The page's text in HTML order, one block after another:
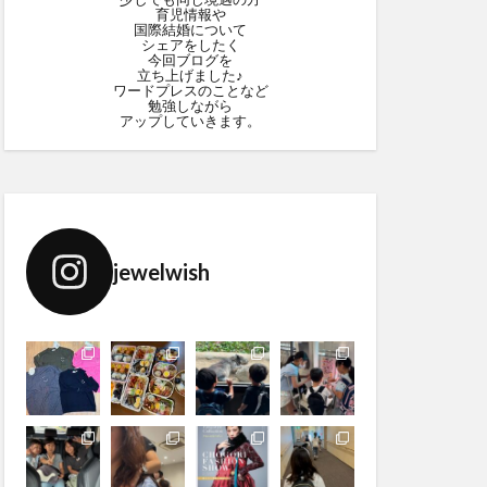
育児情報や
国際結婚について
シェアをしたく
今回ブログを
立ち上げました♪
ワードプレスのことなど
勉強しながら
アップしていきます。
jewelwish